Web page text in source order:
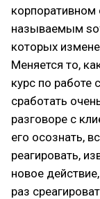
корпоративном
называемым
которых
Меняется то,
курс по
сработать
разговоре с
его осознать,
реагировать,
новое
раз